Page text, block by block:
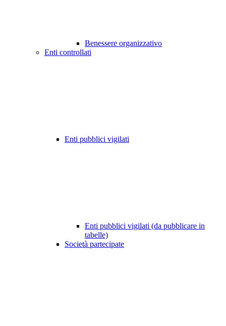
Benessere organizzativo
Enti controllati
Enti pubblici vigilati
Enti pubblici vigilati (da pubblicare in
tabelle)
Società partecipate